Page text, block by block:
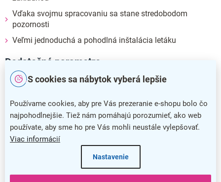
S cookies sa nábytok vyberá lepšie
Používame cookies, aby pre Vás prezeranie e-shopu bolo čo
najpohodlnejšie. Tiež nám pomáhajú porozumieť, ako web
používate, aby sme ho pre Vás mohli neustále vylepšovať.
Viac informácií
Nastavenie
Vďaka svojmu spracovaniu sa stane stredobodom
pozornosti
Veľmi jednoduchá a pohodlná inštalácia letáku
Dodatočné parametre
Kategória: Plexi stojančeky
Farba: číra
Záruka: 5 rokov
8,4 cm
21 cm